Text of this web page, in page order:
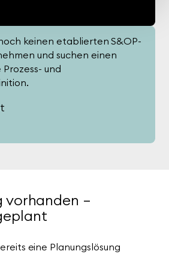
keinen etablierten S&OP-
und suchen einen
und
vorhanden –
eine Planungslösung